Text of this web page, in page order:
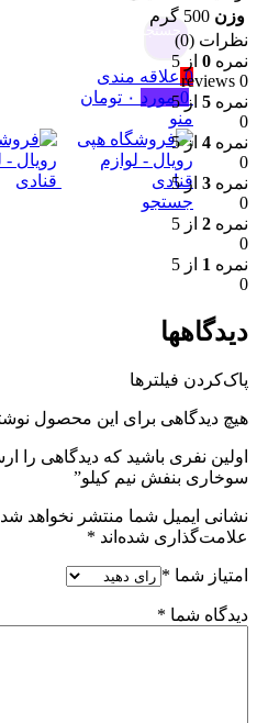
جستجو
0 علاقه مندی
0 مورد ۰ تومان
منو
جستجو
وزن 500 گرم
نظرات (0)
نمره 0 از 5
0 reviews
نمره 5 از 5
0
نمره 4 از 5
0
نمره 3 از 5
0
نمره 2 از 5
0
نمره 1 از 5
0
دیدگاهها
پاک‌کردن فیلترها
هیچ دیدگاهی برای این محصول
اولین نفری باشید که دیدگاهی را
سوخاری بنفش نیم کیلو”
نشانی ایمیل شما منتشر نخواهد
علامت‌گذاری شده‌اند *
امتیاز شما *
دیدگاه شما *